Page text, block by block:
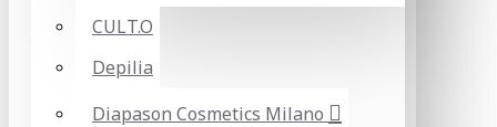
CULT.O
Depilia
Diapason Cosmetics Milano